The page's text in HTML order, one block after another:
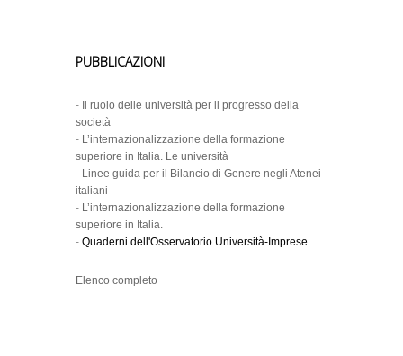
PUBBLICAZIONI
-
Il ruolo delle università per il progresso della
società
- L’internazionalizzazione della formazione
superiore in Italia. Le università
- Linee guida per il Bilancio di Genere negli Atenei
italiani
- L’internazionalizzazione della formazione
superiore in Italia.
- Quaderni dell'Osservatorio Università-Imprese
Elenco completo